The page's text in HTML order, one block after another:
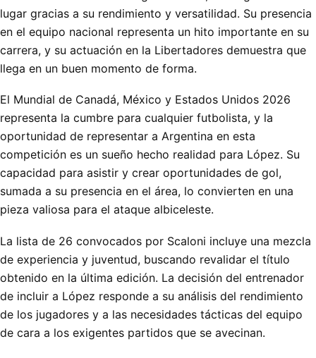
lugar gracias a su rendimiento y versatilidad. Su presencia
en el equipo nacional representa un hito importante en su
carrera, y su actuación en la Libertadores demuestra que
llega en un buen momento de forma.
El Mundial de Canadá, México y Estados Unidos 2026
representa la cumbre para cualquier futbolista, y la
oportunidad de representar a Argentina en esta
competición es un sueño hecho realidad para López. Su
capacidad para asistir y crear oportunidades de gol,
sumada a su presencia en el área, lo convierten en una
pieza valiosa para el ataque albiceleste.
La lista de 26 convocados por Scaloni incluye una mezcla
de experiencia y juventud, buscando revalidar el título
obtenido en la última edición. La decisión del entrenador
de incluir a López responde a su análisis del rendimiento
de los jugadores y a las necesidades tácticas del equipo
de cara a los exigentes partidos que se avecinan.